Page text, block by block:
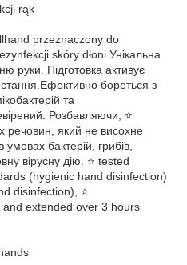
rąk
przeznaczony do
skóry dłoni.Унікальна
руки. Підготовка активує
бореться з
та
Розбавляючи, ⭐
речовин, який не висохне
бактерій, грибів,
вірусну дію. ⭐ tested
(hygienic hand disinfection)
disinfection), ⭐
extended over 3 hours